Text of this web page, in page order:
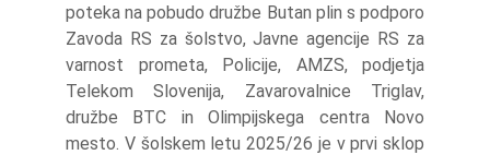
poteka na pobudo družbe Butan plin s podporo
Zavoda RS za šolstvo, Javne agencije RS za
varnost prometa, Policije, AMZS, podjetja
Telekom Slovenija, Zavarovalnice Triglav,
družbe BTC in Olimpijskega centra Novo
mesto. V šolskem letu 2025/26 je v prvi sklop